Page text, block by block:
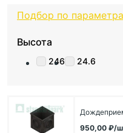
Подбор по
Высота
246 24.6
950,00₽/